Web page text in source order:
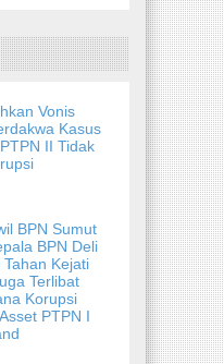
Vonis
Kasus
II Tidak
BPN Sumut
BPN Deli
Kejati
Terlibat
Korupsi
PTPN I